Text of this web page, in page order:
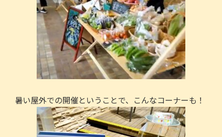
暑い屋外での開催ということで、こんなコーナーも！